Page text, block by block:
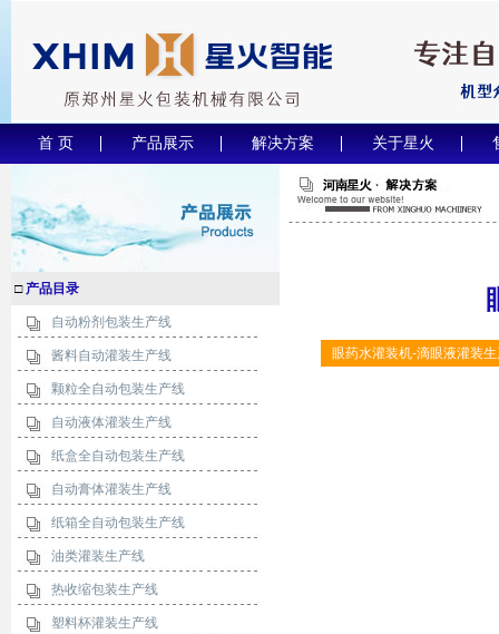
首 页 产品展示 解决方案 关于星火
□ 产品目录
自动粉剂包装生产线
酱料自动灌装生产线
颗粒全自动包装生产线
自动液体灌装生产线
纸盒全自动包装生产线
自动膏体灌装生产线
纸箱全自动包装生产线
油类灌装生产线
热收缩包装生产线
塑料杯灌装生产线
眼药水灌装机-滴眼液灌装